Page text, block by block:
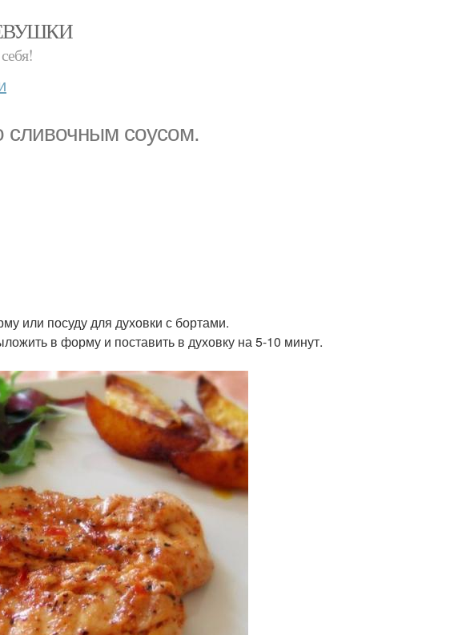
сливочным соусом.
или посуду для духовки с бортами.
в форму и поставить в духовку на 5-10 минут.